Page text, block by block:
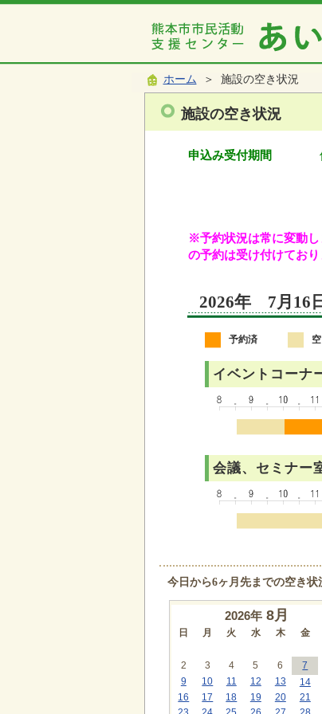
ホーム ＞ 施設の空き状況
施設の空き状況
申込み受付期間 使
※予約状況は常に変動し
の予約は受け付けており
2026年 7月16
予約済
イベントコーナ
会議、セミナー
今日から6ヶ月先までの空き状
2026年 8月
日 月 火 水 木 金
2
3 4 5 6 7
9
10 11 12 13 14
16
17 18 19 20 21